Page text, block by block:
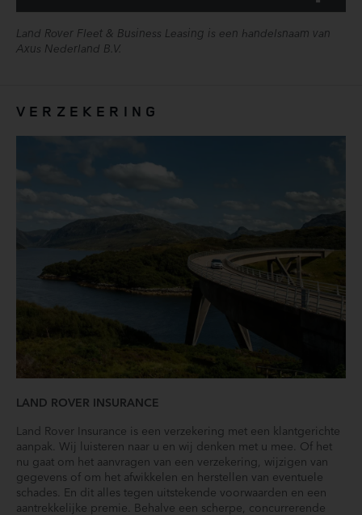
Verwarmbaar lederen stuurwiel (032DV)
Verwarmbare voorruit (040AK)
Volledige dealeronderhoudshistorie beschikbaar
Zwarte dakrails (060AW)
Land Rover Fleet & Business Leasing is een handelsnaam van
Axus Nederland B.V.
VERZEKERING
LAND ROVER INSURANCE
Land Rover Insurance is een verzekering met een klantgerichte
aanpak. Wij luisteren naar u en wij denken met u mee. Of het
nu gaat om het aanvragen van een verzekering, wijzigen van
gegevens of om het afwikkelen en herstellen van eventuele
schades. En dit alles tegen uitstekende voorwaarden en een
aantrekkelijke premie. Behalve een scherpe, concurrerende